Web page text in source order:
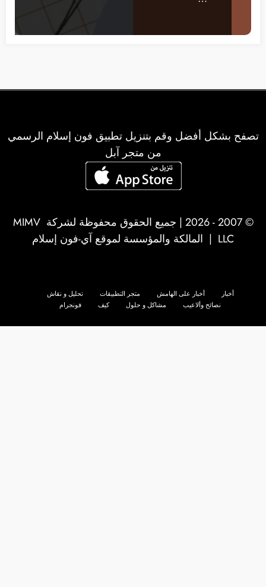
تصفح بشكل أفضل وقم بتنزيل تطبيق فون إسلام الرسمي
من متجر آبل
© 2007 - 2026 | جميع الحقوق محفوظة لشركة
MIMV
LLC | المالكة والمؤسسة لموقع آي-فون إسلام
أخبار أخبار على الهامش متجر التطبيقات
تحليل و نقاش
نصائح وألاعيب
مشاكل و حلول كيف فونجرام